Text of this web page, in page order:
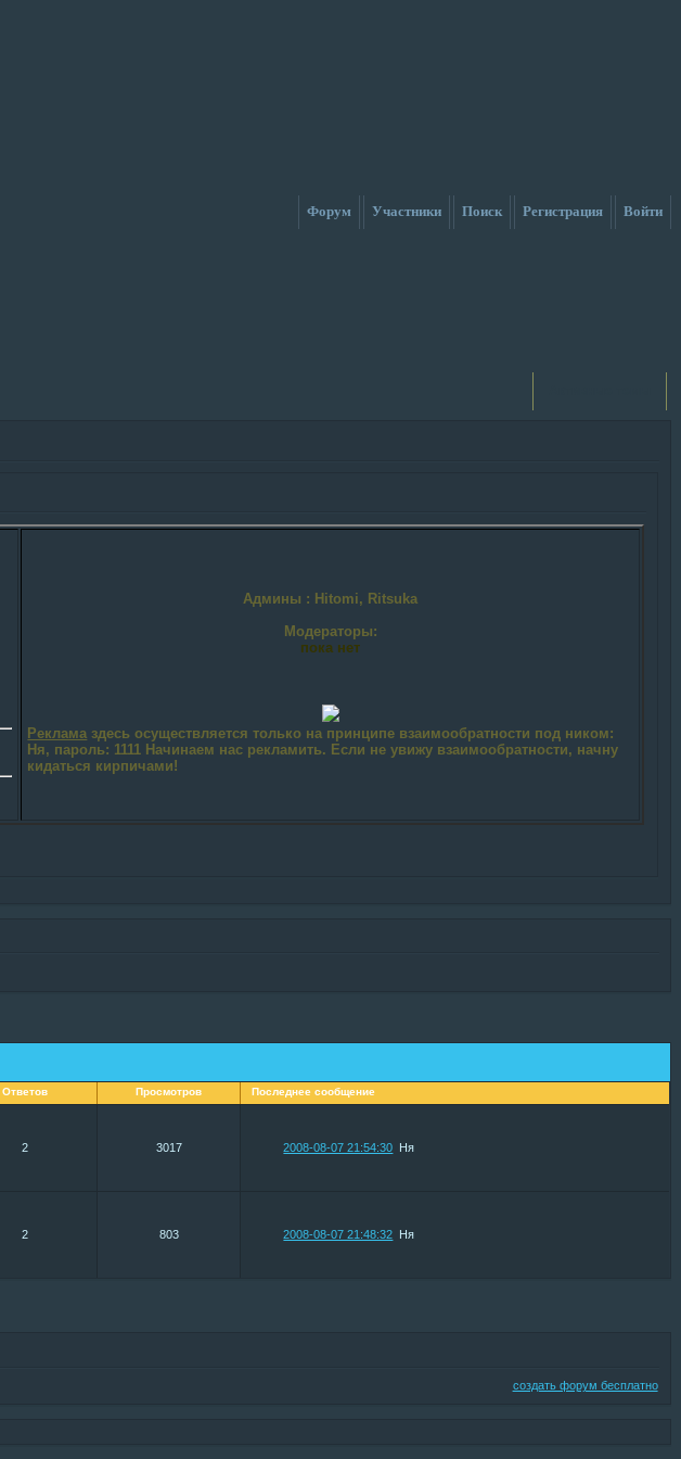
Форум Участники Поиск Регистрация Войти
Админы : Hitomi, Ritsuka
Модераторы:
пока нет
Реклама здесь осуществляется только на принципе взаимообратности под ником:
Ня, пароль: 1111 Начинаем нас рекламить. Если не увижу взаимообратности, начну
кидаться кирпичами!
Ответов Просмотров Последнее сообщение
2 3017 2008-08-07 21:54:30 Ня
2 803 2008-08-07 21:48:32 Ня
создать форум бесплатно